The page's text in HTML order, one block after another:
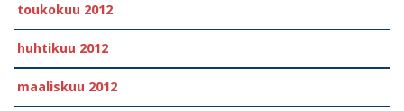
toukokuu 2012
huhtikuu 2012
maaliskuu 2012